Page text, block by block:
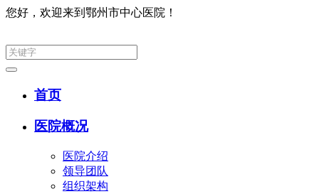
您好，欢迎来到鄂州市中心医院！
首页
医院概况
医院介绍
领导团队
组织架构